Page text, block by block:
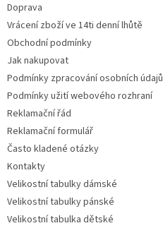
Doprava
Vrácení zboží ve 14ti denní lhůtě
Obchodní podmínky
Jak nakupovat
Podmínky zpracování osobních údajů
Podmínky užití webového rozhraní
Reklamační řád
Reklamační formulář
Často kladené otázky
Kontakty
Velikostní tabulky dámské
Velikostní tabulky pánské
Velikostní tabulka dětské